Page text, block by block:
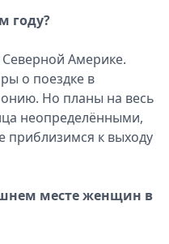
году?
Америке.
о поездке в
Но планы на весь
неопределёнными,
приблизимся к выходу
месте женщин в